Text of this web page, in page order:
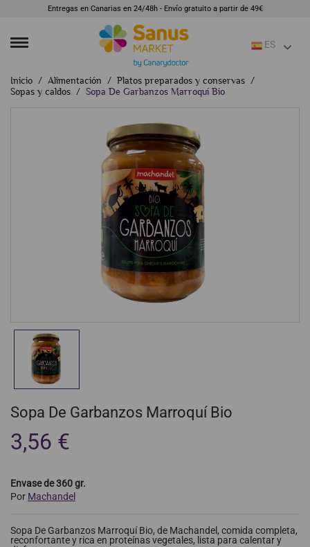
Entregas en Canarias en 24/48h - Envío gratuito a partir de 49€
ES
Inicio Alimentación
Platos preparados y conservas
Sopas y caldos
Sopa De Garbanzos Marroquí Bio
Sopa De Garbanzos Marroquí Bio
3,56 €
Envase de 360 gr.
Por Machandel
Sopa De Garbanzos Marroquí Bio, de Machandel, comida completa,
reconfortante y rica en proteínas vegetales, lista para calentar y